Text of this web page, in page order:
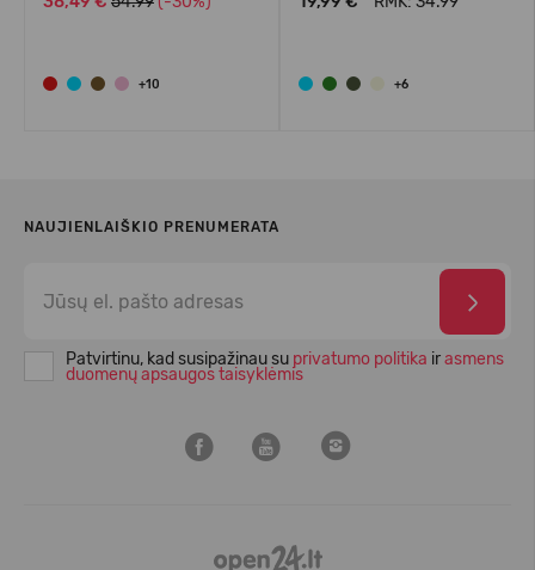
+10 +6
NAUJIENLAIŠKIO PRENUMERATA
Patvirtinu, kad susipažinau su privatumo politika irasmens
duomenų apsaugos taisyklėmis